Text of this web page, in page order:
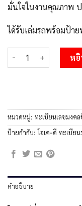
มั่นใจในงานคุณภาพ ป
ได้รับเล่มรถพร้อมป้า
จำนวน 3.ทะเบียนรถหยิ
หมวดหมู่: ทะเบียนเลขมงค
ป้ายกำกับ: โอเค-ดี ทะเบีย
คำอธิบาย